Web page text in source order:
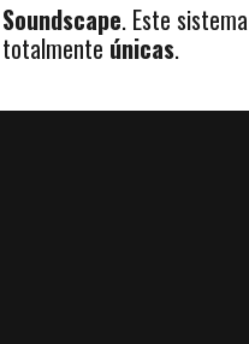
Soundscape. Este sistema
únicas.